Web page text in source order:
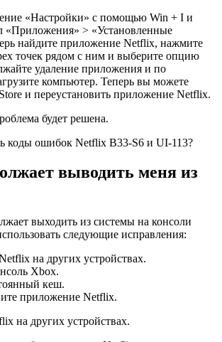
«Настройки» с помощью Win + I и
«Приложения» > «Установленные
найдите приложение Netflix, нажмите
точек рядом с ним и выберите опцию
удаление приложения и по
компьютер. Теперь вы можете
и переустановить приложение Netflix.
будет решена.
коды ошибок Netflix B33-S6 и UI-113?
выводить меня из
выходить из системы на консоли
следующие исправления:
на других устройствах.
Xbox.
кеш.
приложение Netflix.
на других устройствах.